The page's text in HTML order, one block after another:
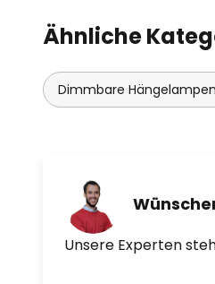
Ähnliche
Dimmbare
Unsere Experten